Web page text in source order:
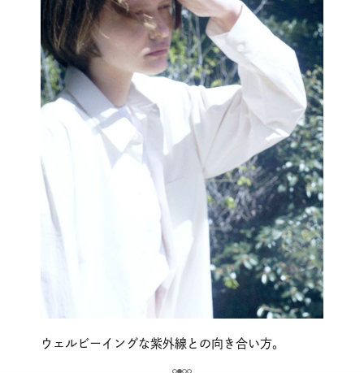
ウェルビーイングな紫外線との向き合い方。